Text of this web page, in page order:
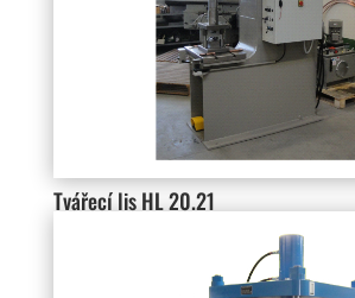
Tvářecí lis HL 20.21